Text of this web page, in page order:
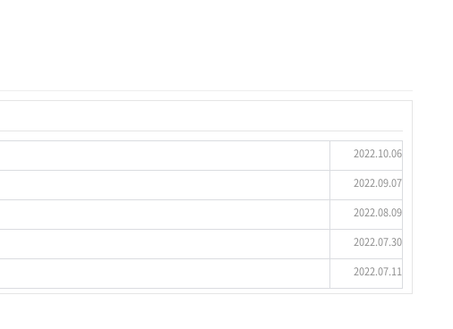
2022.10.06
2022.09.07
2022.08.09
2022.07.30
2022.07.11